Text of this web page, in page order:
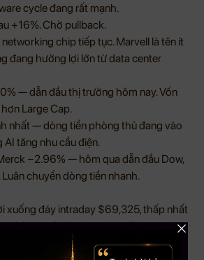
cycle đang rất mạnh.
+16%. Chờ pullback.
chip tiếp tục. Marvell là tên ít
đang hưởng lợi lớn từ data center
— dẫn đầu thị trường hôm nay. Vốn
Large Cap.
nhất — dòng tiền phòng thủ đang vào
tăng nhu cầu điện.
−2.96% — hôm qua dẫn đầu Dow,
chuyển dòng tiền nhanh.
đáy intraday $69,325, thấp nhất
100-day SMA và ngưỡng Fibonacci
$800 triệu leveraged positions bị